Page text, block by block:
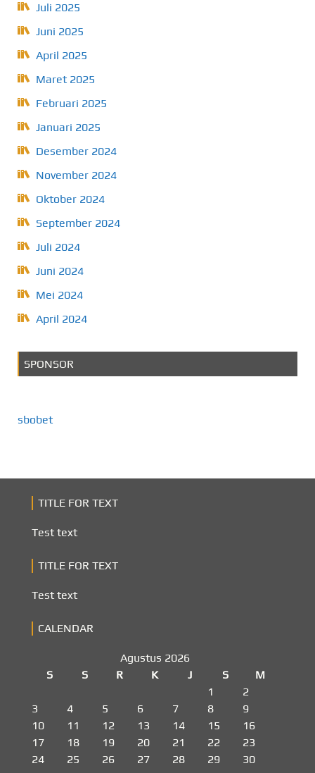
Juli 2025
Juni 2025
April 2025
Maret 2025
Februari 2025
Januari 2025
Desember 2024
November 2024
Oktober 2024
September 2024
Juli 2024
Juni 2024
Mei 2024
April 2024
SPONSOR
sbobet
TITLE FOR TEXT
Test text
TITLE FOR TEXT
Test text
CALENDAR
Agustus 2026
S
S R K J S
M
1
2
3
4 5 6 7 8
9
10
11 12 13 14 15
16
17
18 19 20 21 22
23
24
25 26 27 28 29
30